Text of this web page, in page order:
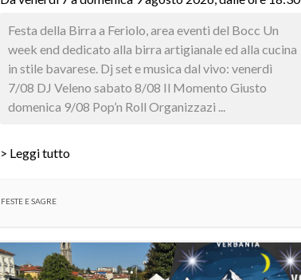
Festa della Birra a Feriolo, area eventi del Bocc Un
week end dedicato alla birra artigianale ed alla cucina
in stile bavarese. Dj set e musica dal vivo: venerdì
7/08 DJ Veleno sabato 8/08 Il Momento Giusto
domenica 9/08 Pop’n Roll Organizzazi ...
> Leggi tutto
FESTE E SAGRE